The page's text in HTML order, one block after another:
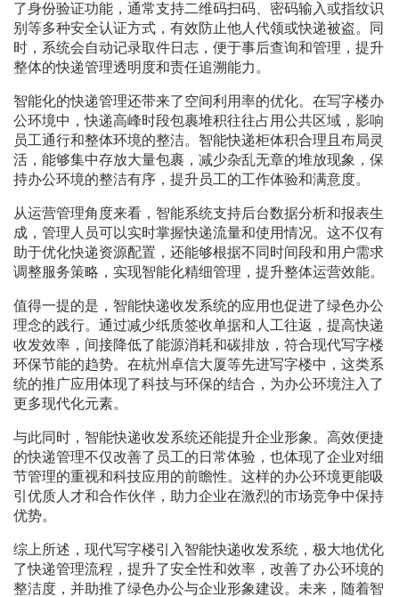
了身份验证功能，通常支持二维码扫码、密码输入或指纹识
别等多种安全认证方式，有效防止他人代领或快递被盗。同
时，系统会自动记录取件日志，便于事后查询和管理，提升
整体的快递管理透明度和责任追溯能力。
智能化的快递管理还带来了空间利用率的优化。在写字楼办
公环境中，快递高峰时段包裹堆积往往占用公共区域，影响
员工通行和整体环境的整洁。智能快递柜体积合理且布局灵
活，能够集中存放大量包裹，减少杂乱无章的堆放现象，保
持办公环境的整洁有序，提升员工的工作体验和满意度。
从运营管理角度来看，智能系统支持后台数据分析和报表生
成，管理人员可以实时掌握快递流量和使用情况。这不仅有
助于优化快递资源配置，还能够根据不同时间段和用户需求
调整服务策略，实现智能化精细管理，提升整体运营效能。
值得一提的是，智能快递收发系统的应用也促进了绿色办公
理念的践行。通过减少纸质签收单据和人工往返，提高快递
收发效率，间接降低了能源消耗和碳排放，符合现代写字楼
环保节能的趋势。在杭州卓信大厦等先进写字楼中，这类系
统的推广应用体现了科技与环保的结合，为办公环境注入了
更多现代化元素。
与此同时，智能快递收发系统还能提升企业形象。高效便捷
的快递管理不仅改善了员工的日常体验，也体现了企业对细
节管理的重视和科技应用的前瞻性。这样的办公环境更能吸
引优质人才和合作伙伴，助力企业在激烈的市场竞争中保持
优势。
综上所述，现代写字楼引入智能快递收发系统，极大地优化
了快递管理流程，提升了安全性和效率，改善了办公环境的
整洁度，并助推了绿色办公与企业形象建设。未来，随着智